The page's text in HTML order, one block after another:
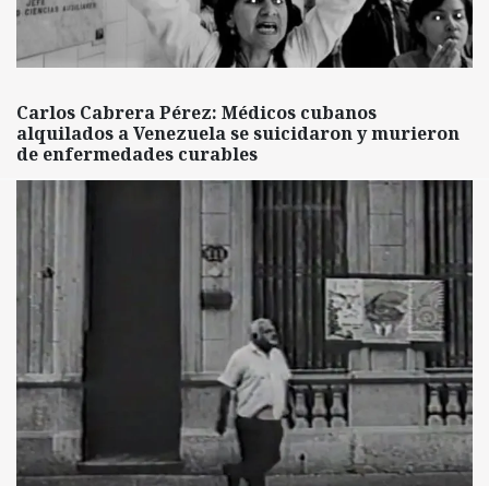
Carlos Cabrera Pérez: Médicos cubanos
alquilados a Venezuela se suicidaron y murieron
de enfermedades curables